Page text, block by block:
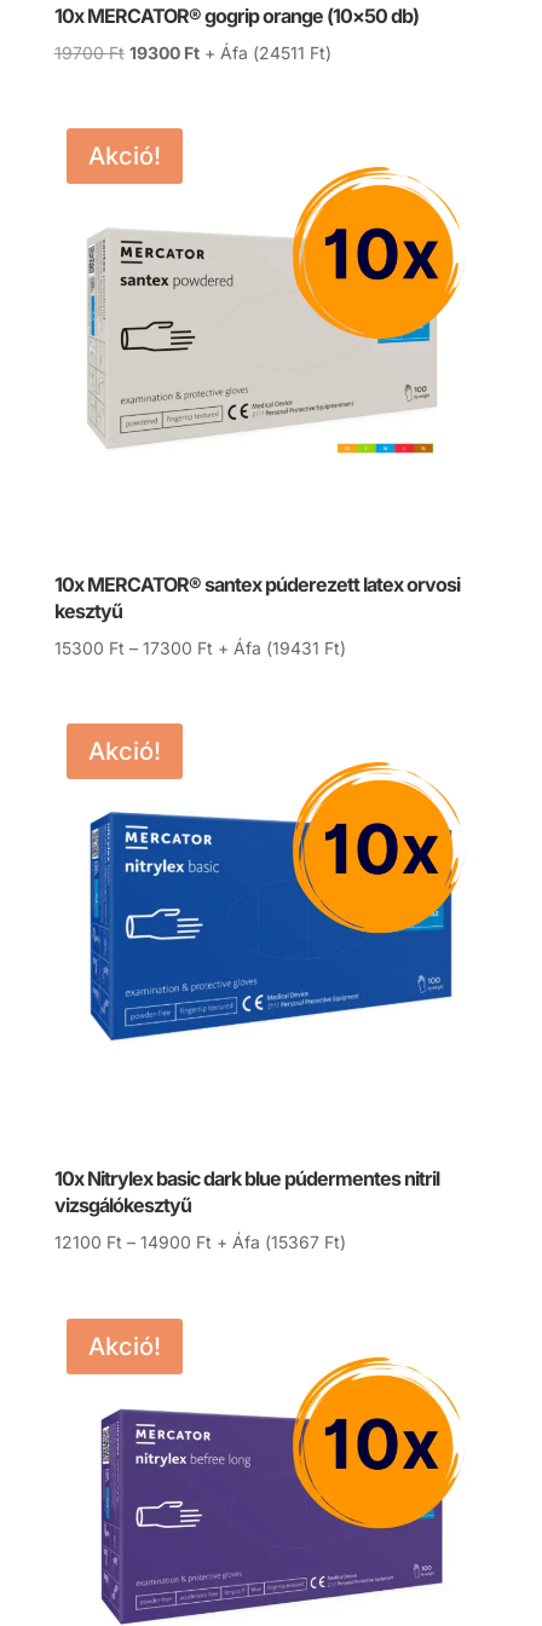
10x MERCATOR® gogrip orange (10×50 db)
19700Ft Original
19700 Ft.
19300 FtCurrent
+ Áfa (24511 Ft)
Akció!
10x MERCATOR® santex púderezett latex orvosi
kesztyű
15300 Ft – 17300 FtÁrtartomány:
+ Áfa (19431 Ft)
Akció!
10x Nitrylex basic dark blue púdermentes nitril
vizsgálókesztyű
12100 Ft – 14900 FtÁrtartomány:
+ Áfa (15367 Ft)
Akció!